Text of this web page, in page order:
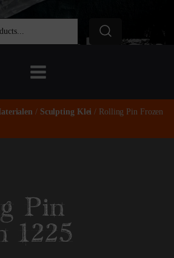
/ Sculpting Klei / Rolling Pin Frozen
Pin
1225